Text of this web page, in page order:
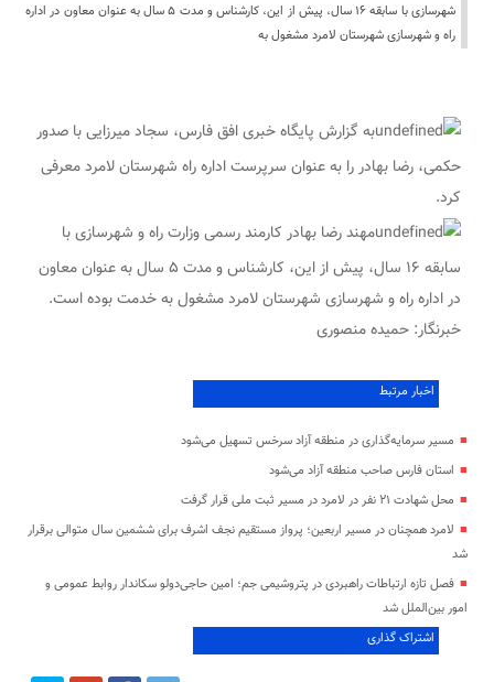
شهرسازی با سابقه ۱۶ سال، پیش از این، کارشناس و مدت ۵ سال به عنوان معاون در اداره
راه و شهرسازی شهرستان لامرد مشغول به
به گزارش پایگاه خبری افق فارس، سجاد میرزایی با صدور
حکمی، رضا بهادر را به عنوان سرپرست اداره راه شهرستان لامرد معرفی
کرد.
مهند رضا بهادر کارمند رسمی وزارت‌ راه و شهرسازی با
سابقه ۱۶ سال، پیش از این، کارشناس و مدت ۵ سال به عنوان معاون
در اداره راه و شهرسازی شهرستان لامرد مشغول به خدمت بوده است.
خبرنگار: حمیده منصوری
اخبار مرتبط
مسیر سرمایه‌گذاری در منطقه آزاد سرخس تسهیل می‌شود
استان فارس صاحب منطقه آزاد می‌شود
محل شهادت ۲۱ نفر در لامرد در مسیر ثبت ملی قرار گرفت
لامرد همچنان در مسیر اربعین؛ پرواز مستقیم نجف اشرف برای ششمین سال متوالی برقرار
شد
فصل تازه ارتباطات راهبردی در پتروشیمی جم؛ امین حاجی‌دولو سکاندار روابط عمومی و
امور بین‌الملل شد
اشتراک گذاری